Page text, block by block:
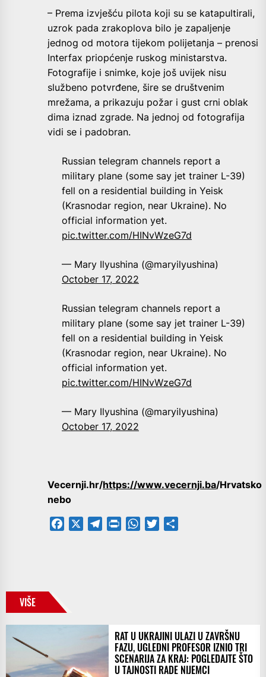
– Prema izvješću pilota koji su se katapultirali,
uzrok pada zrakoplova bilo je zapaljenje
jednog od motora tijekom polijetanja – prenosi
Interfax priopćenje ruskog ministarstva.
Fotografije i snimke, koje još uvijek nisu
službeno potvrđene, šire se društvenim
mrežama, a prikazuju požar i gust crni oblak
dima iznad zgrade. Na jednoj od fotografija
vidi se i padobran.
Russian telegram channels report a
military plane (some say jet trainer L-39)
fell on a residential building in Yeisk
(Krasnodar region, near Ukraine). No
official information yet.
pic.twitter.com/HINvWzeG7d
— Mary Ilyushina (@maryilyushina)
October 17, 2022
Russian telegram channels report a
military plane (some say jet trainer L-39)
fell on a residential building in Yeisk
(Krasnodar region, near Ukraine). No
official information yet.
pic.twitter.com/HINvWzeG7d
— Mary Ilyushina (@maryilyushina)
October 17, 2022
Vecernji.hr/https://www.vecernji.ba/Hrvatsko
nebo
Facebook TelegramPrintFriendly
WhatsApp
Twitter
VIŠE
RAT U UKRAJINI ULAZI U ZAVRŠNU
FAZU, UGLEDNI PROFESOR IZNIO TRI
SCENARIJA ZA KRAJ: POGLEDAJTE ŠTO
U TAJNOSTI RADE NIJEMCI